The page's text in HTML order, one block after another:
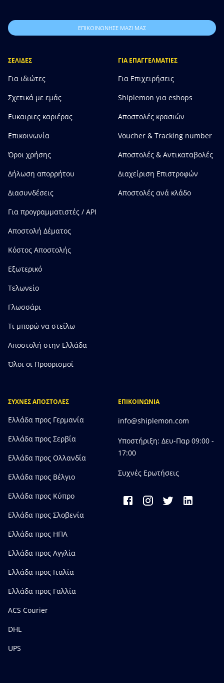
ΕΠΙΚΟΙΝΩΝΗΣΕ ΜΑΖΙ ΜΑΣ
ΣΕΛΙΔΕΣ
Για ιδιώτες
Σχετικά με εμάς
Ευκαιριες καριέρας
Επικοινωνία
Όροι χρήσης
Δήλωση απορρήτου
Διασυνδέσεις
Για προγραμματιστές / API
Αποστολή Δέματος
Κόστος Αποστολής
Εξωτερικό
Τελωνείο
Γλωσσάρι
Τι μπορώ να στείλω
Αποστολή στην Ελλάδα
Όλοι οι Προορισμοί
ΓΙΑ ΕΠΑΓΓΕΛΜΑΤΙΕΣ
Για Επιχειρήσεις
Shiplemon για eshops
Αποστολές κρασιών
Voucher & Tracking number
Αποστολές & Αντικαταβολές
Διαχείριση Επιστροφών
Αποστολές ανά κλάδο
ΣΥΧΝΕΣ ΑΠΟΣΤΟΛΕΣ
Ελλάδα προς Γερμανία
Ελλάδα προς Σερβία
Ελλάδα προς Ολλανδία
Ελλάδα προς Bέλγιο
Ελλάδα προς Κύπρο
Ελλάδα προς Σλοβενία
Ελλάδα προς ΗΠΑ
Ελλάδα προς Αγγλία
Ελλάδα προς Ιταλία
Ελλάδα προς Γαλλία
ACS Courier
DHL
UPS
ΕΠΙΚΟΙΝΩΝΙΑ
info@shiplemon.com
Υποστήριξη: Δευ-Παρ 09:00 -
17:00
Συχνές Ερωτήσεις